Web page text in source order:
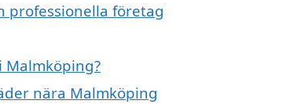
professionella företag
nära Malmköping